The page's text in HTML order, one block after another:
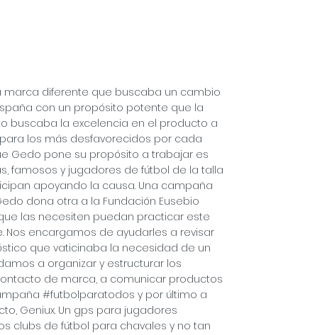
marca diferente que buscaba un cambio
con un propósito potente que la
buscaba la excelencia en el producto a
los más desfavorecidos por cada
Gedo pone su propósito a trabajar es
famosos y jugadores de fútbol de la talla
apoyando la causa. Una campaña
dona otra a la Fundación Eusebio
las necesiten puedan practicar este
Nos encargamos de ayudarles a revisar
que vaticinaba la necesidad de un
a organizar y estructurar los
de marca, a comunicar productos
#futbolparatodos y por último a
Geniux. Un gps para jugadores
clubs de fútbol para chavales y no tan